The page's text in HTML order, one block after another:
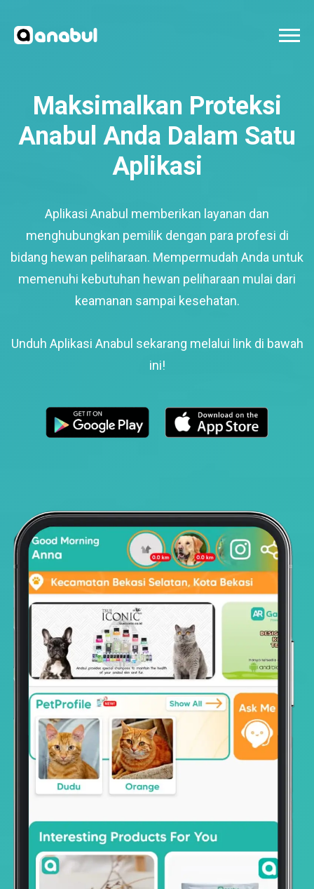
Maksimalkan Proteksi
Anabul Anda Dalam Satu
Aplikasi
Aplikasi Anabul memberikan layanan dan
menghubungkan pemilik dengan para profesi di
bidang hewan peliharaan. Mempermudah Anda untuk
memenuhi kebutuhan hewan peliharaan mulai dari
keamanan sampai kesehatan.
Unduh Aplikasi Anabul sekarang melalui link di bawah
ini!